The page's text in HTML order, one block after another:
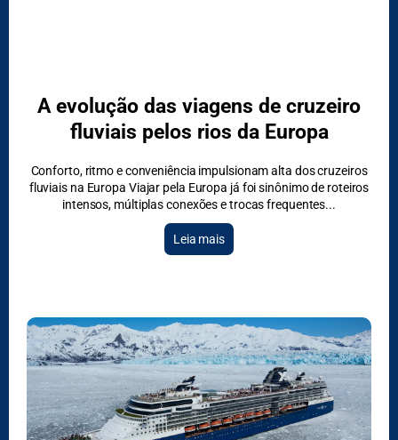
A evolução das viagens de cruzeiro
fluviais pelos rios da Europa
Conforto, ritmo e conveniência impulsionam alta dos cruzeiros
fluviais na Europa Viajar pela Europa já foi sinônimo de roteiros
intensos, múltiplas conexões e trocas frequentes
Leia mais